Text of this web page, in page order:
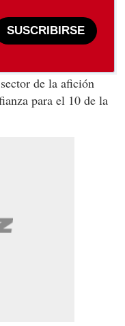
SUSCRIBIRSE
de la afición
para el 10 de la